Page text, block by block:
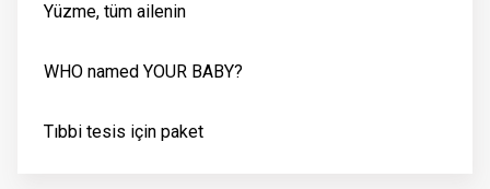
Yüzme, tüm ailenin
WHO named YOUR BABY?
Tıbbi tesis için paket